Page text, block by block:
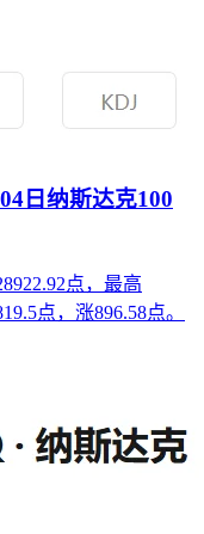
日纳斯达克100
点，最高
点，涨896.58点。